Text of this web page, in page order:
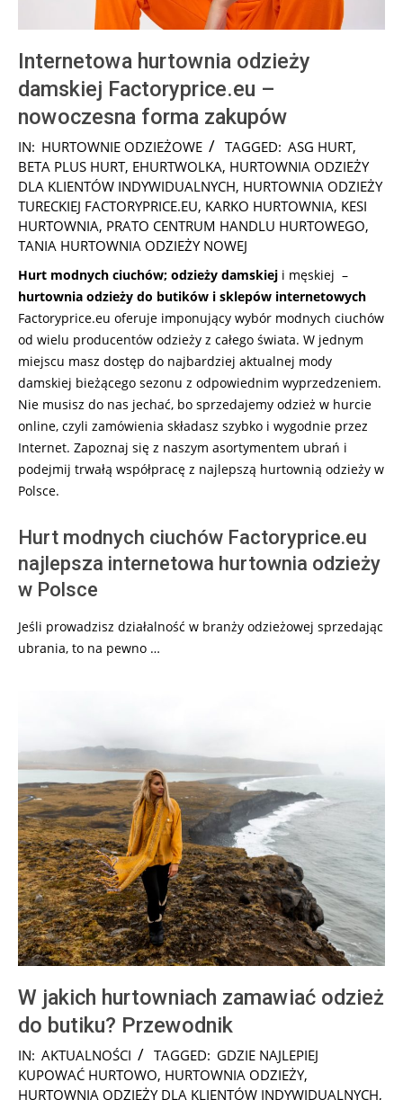
Internetowa hurtownia odzieży
damskiej Factoryprice.eu –
nowoczesna forma zakupów
2025-
12-
21
IN: HURTOWNIE ODZIEŻOWE TAGGED: ASG HURT,
BETA PLUS HURT, EHURTWOLKA, HURTOWNIA ODZIEŻY
DLA KLIENTÓW INDYWIDUALNYCH, HURTOWNIA ODZIEŻY
TURECKIEJ FACTORYPRICE.EU, KARKO HURTOWNIA, KESI
HURTOWNIA, PRATO CENTRUM HANDLU HURTOWEGO,
TANIA HURTOWNIA ODZIEŻY NOWEJ
Hurt modnych ciuchów; odzieży damskiej i męskiej –
hurtownia odzieży do butików i sklepów internetowych
Factoryprice.eu oferuje imponujący wybór modnych ciuchów
od wielu producentów odzieży z całego świata. W jednym
miejscu masz dostęp do najbardziej aktualnej mody
damskiej bieżącego sezonu z odpowiednim wyprzedzeniem.
Nie musisz do nas jechać, bo sprzedajemy odzież w hurcie
online, czyli zamówienia składasz szybko i wygodnie przez
Internet. Zapoznaj się z naszym asortymentem ubrań i
podejmij trwałą współpracę z najlepszą hurtownią odzieży w
Polsce.
Hurt modnych ciuchów Factoryprice.eu
najlepsza internetowa hurtownia odzieży
w Polsce
Jeśli prowadzisz działalność w branży odzieżowej sprzedając
ubrania, to na pewno …
W jakich hurtowniach zamawiać odzież
do butiku? Przewodnik
2025-
09-
04
IN: AKTUALNOŚCI TAGGED: GDZIE NAJLEPIEJ
KUPOWAĆ HURTOWO, HURTOWNIA ODZIEŻY,
HURTOWNIA ODZIEŻY DLA KLIENTÓW INDYWIDUALNYCH,